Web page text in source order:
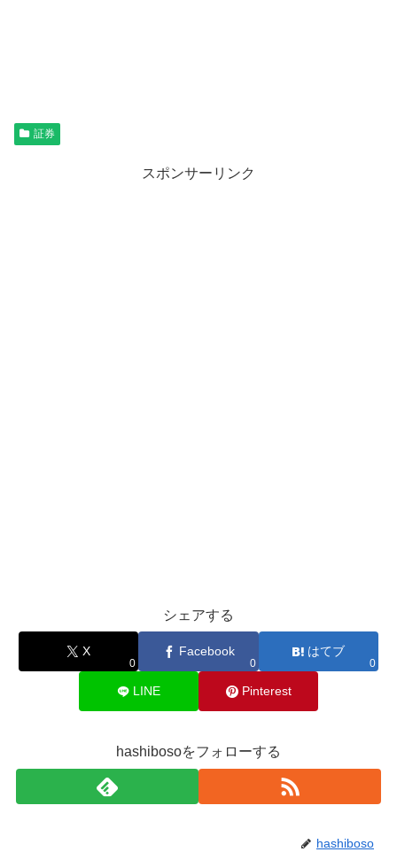
証券
スポンサーリンク
シェアする
X
0
Facebook
0
はてブ
0
LINE Pinterest
hashibosoをフォローする
hashiboso